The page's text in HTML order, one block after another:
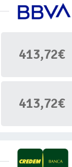
413,72€
413,72€